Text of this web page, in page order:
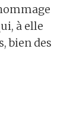
à elle
bien des